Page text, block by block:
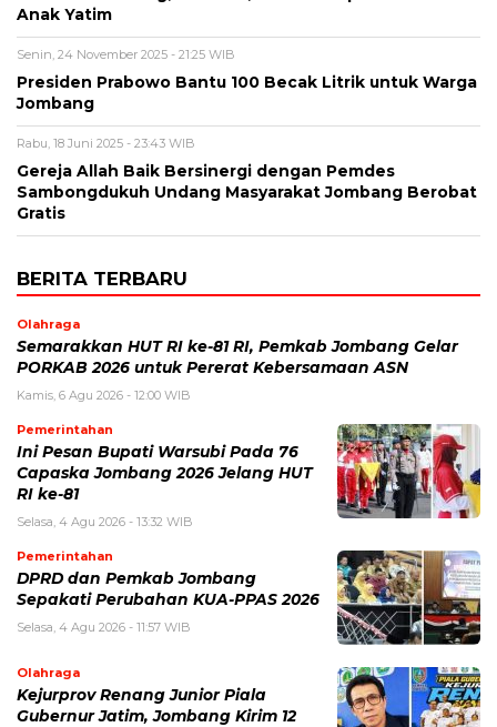
Anak Yatim
Senin, 24 November 2025 - 21:25 WIB
Presiden Prabowo Bantu 100 Becak Litrik untuk Warga
Jombang
Rabu, 18 Juni 2025 - 23:43 WIB
Gereja Allah Baik Bersinergi dengan Pemdes
Sambongdukuh Undang Masyarakat Jombang Berobat
Gratis
BERITA TERBARU
Olahraga
Semarakkan HUT RI ke-81 RI, Pemkab Jombang Gelar
PORKAB 2026 untuk Pererat Kebersamaan ASN
Kamis, 6 Agu 2026 - 12:00 WIB
Pemerintahan
Ini Pesan Bupati Warsubi Pada 76
Capaska Jombang 2026 Jelang HUT
RI ke-81
Selasa, 4 Agu 2026 - 13:32 WIB
Pemerintahan
DPRD dan Pemkab Jombang
Sepakati Perubahan KUA-PPAS 2026
Selasa, 4 Agu 2026 - 11:57 WIB
Olahraga
Kejurprov Renang Junior Piala
Gubernur Jatim, Jombang Kirim 12